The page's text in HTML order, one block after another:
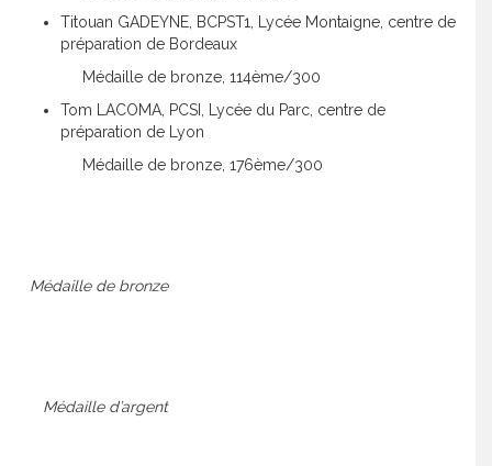
Titouan GADEYNE, BCPST1, Lycée Montaigne, centre de
préparation de Bordeaux
Médaille de bronze, 114ème/300
Tom LACOMA, PCSI, Lycée du Parc, centre de
préparation de Lyon
Médaille de bronze, 176ème/300
Médaille de bronze
Médaille d’argent